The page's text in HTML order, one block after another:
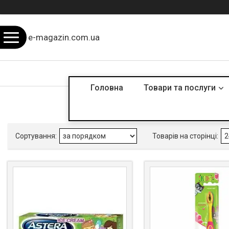
e-magazin.com.ua
Головна Товари та послуги